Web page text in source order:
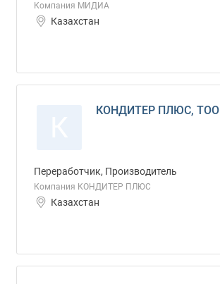
Компания МИДИА
Казахстан
КОНДИТЕР ПЛЮС, ТОО
Переработчик, Производитель
Компания КОНДИТЕР ПЛЮС
Казахстан